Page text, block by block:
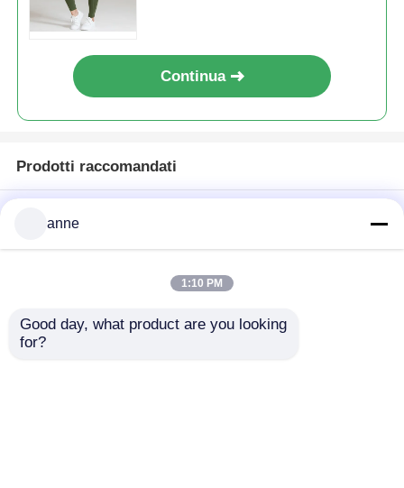
Continua
Prodotti raccomandati
anne
1:10 PM
Good day, what product are you looking
for?